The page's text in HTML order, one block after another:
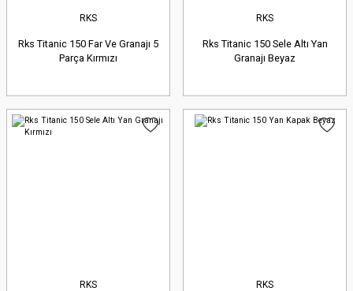
RKS
Rks Titanic 150 Far Ve Granajı 5
Parça Kırmızı
RKS
Rks Titanic 150 Sele Altı Yan
Granajı Beyaz
RKS RKS